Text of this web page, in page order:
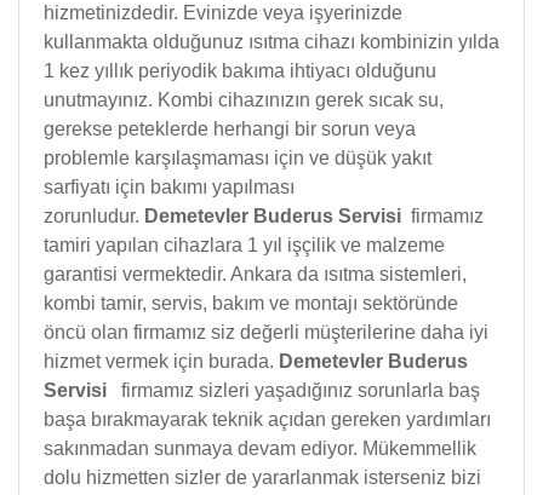
hizmetinizdedir. Evinizde veya işyerinizde
kullanmakta olduğunuz ısıtma cihazı kombinizin yılda
1 kez yıllık periyodik bakıma ihtiyacı olduğunu
unutmayınız. Kombi cihazınızın gerek sıcak su,
gerekse peteklerde herhangi bir sorun veya
problemle karşılaşmaması için ve düşük yakıt
sarfiyatı için bakımı yapılması
zorunludur. Demetevler Buderus Servisi firmamız
tamiri yapılan cihazlara 1 yıl işçilik ve malzeme
garantisi vermektedir. Ankara da ısıtma sistemleri,
kombi tamir, servis, bakım ve montajı sektöründe
öncü olan firmamız siz değerli müşterilerine daha iyi
hizmet vermek için burada. Demetevler Buderus
Servisi firmamız sizleri yaşadığınız sorunlarla baş
başa bırakmayarak teknik açıdan gereken yardımları
sakınmadan sunmaya devam ediyor. Mükemmellik
dolu hizmetten sizler de yararlanmak isterseniz bizi